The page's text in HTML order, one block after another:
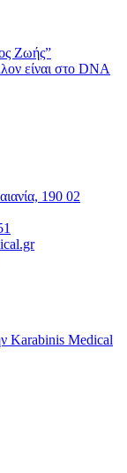
Ζωής”
είναι στο DNA
190 02
Karabinis Medical